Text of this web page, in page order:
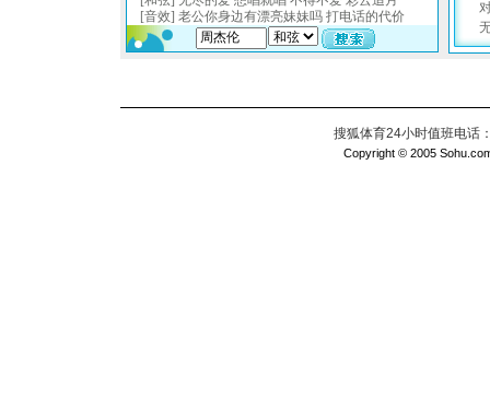
搜狐体育24小时值班电话
Copyright © 2005